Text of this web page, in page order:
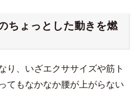
ちょっとした動きを燃
り、いざエクササイズや筋ト
てもなかなか腰が上がらない